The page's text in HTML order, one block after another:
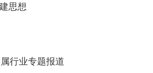
思想
行业专题报道